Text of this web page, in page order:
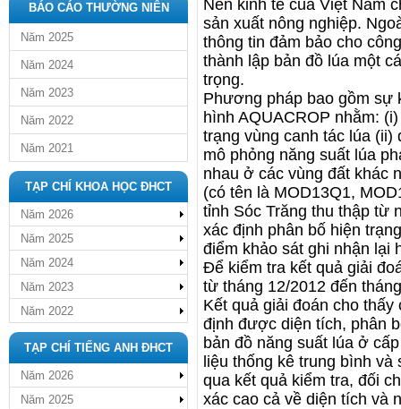
BÁO CÁO THƯỜNG NIÊN
Năm 2025
Năm 2024
Năm 2023
Năm 2022
Năm 2021
TẠP CHÍ KHOA HỌC ĐHCT
Năm 2026
Năm 2025
Năm 2024
Năm 2023
Năm 2022
TẠP CHÍ TIẾNG ANH ĐHCT
Năm 2026
Năm 2025
Nền kinh tế của Việt Nam
sản xuất nông nghiệp.
thông tin đảm bảo cho
thành lập bản đồ lúa một
trọng.
Phương pháp bao gồm sự
hình AQUACROP nhằm:
trạng vùng canh tác lúa
mô phỏng năng suất lúa
nhau ở các vùng đất khác
(có tên là MOD13Q1,
tỉnh Sóc Trăng thu thập từ
xác định phân bố hiện
điểm khảo sát ghi nhận lại
Để kiểm tra kết quả giải
từ tháng 12/2012 đến
Kết quả giải đoán cho
định được diện tích, phân
bản đồ năng suất lúa ở
liệu thống kê trung bình
qua kết quả kiểm tra, đối
xác cao cả về diện tích và